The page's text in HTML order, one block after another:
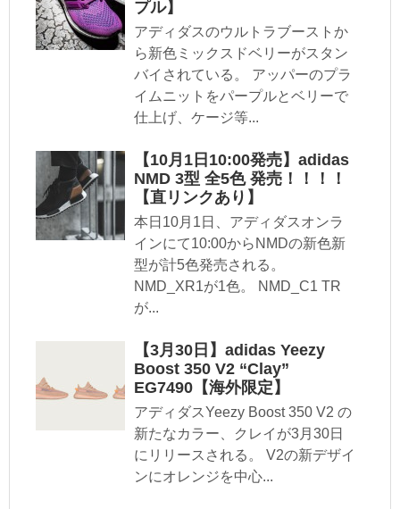
プル】
アディダスのウルトラブーストか
ら新色ミックスドベリーがスタン
バイされている。 アッパーのプラ
イムニットをパープルとベリーで
仕上げ、ケージ等...
【10月1日10:00発売】adidas
NMD 3型 全5色 発売！！！！
【直リンクあり】
本日10月1日、アディダスオンラ
インにて10:00からNMDの新色新
型が計5色発売される。
NMD_XR1が1色。 NMD_C1 TR
が...
【3月30日】adidas Yeezy
Boost 350 V2 “Clay”
EG7490【海外限定】
アディダスYeezy Boost 350 V2 の
新たなカラー、クレイが3月30日
にリリースされる。 V2の新デザイ
ンにオレンジを中心...